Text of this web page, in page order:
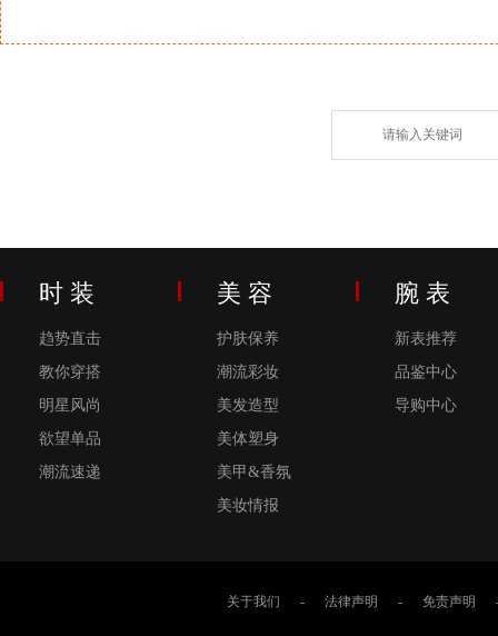
时 装
趋势直击
教你穿搭
明星风尚
欲望单品
潮流速递
美 容
护肤保养
潮流彩妆
美发造型
美体塑身
美甲&香氛
美妆情报
腕 表
新表推荐
品鉴中心
导购中心
关于我们 - 法律声明 - 免责声明